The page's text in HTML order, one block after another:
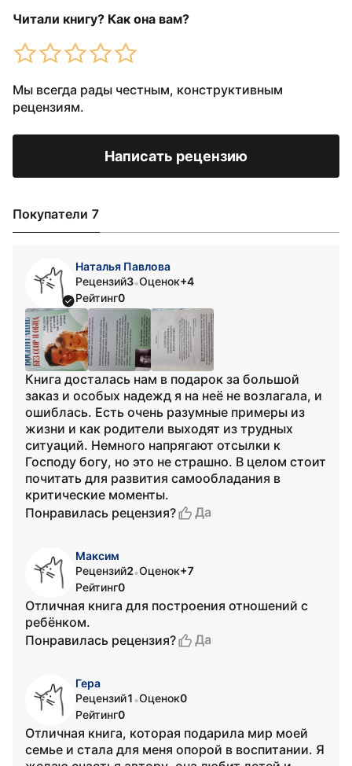
Читали книгу? Как она вам?
Мы всегда рады честным, конструктивным
рецензиям.
Написать рецензию
Покупатели 7
Наталья Павлова
Рецензий3•Оценок+4
Рейтинг0
Книга досталась нам в подарок за большой
заказ и особых надежд я на неё не возлагала, и
ошиблась. Есть очень разумные примеры из
жизни и как родители выходят из трудных
ситуаций. Немного напрягают отсылки к
Господу богу, но это не страшно. В целом стоит
почитать для развития самообладания в
критические моменты.
Понравилась рецензия?
Да
Максим
Рецензий2•Оценок+7
Рейтинг0
Отличная книга для построения отношений с
ребёнком.
Понравилась рецензия?
Да
Гера
Рецензий1 •Оценок0
Рейтинг0
Отличная книга, которая подарила мир моей
семье и стала для меня опорой в воспитании. Я